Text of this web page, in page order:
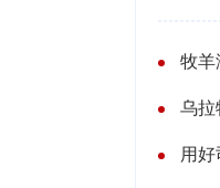
牧羊
乌拉
用